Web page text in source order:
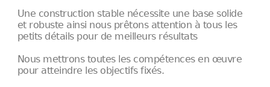
Une construction stable nécessite une base solide
et robuste ainsi nous prêtons attention à tous les
petits détails pour de meilleurs résultats
Nous mettrons toutes les compétences en œuvre
pour atteindre les objectifs fixés.